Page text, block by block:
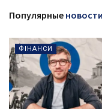
Популярные новости
ФІНАНСИ